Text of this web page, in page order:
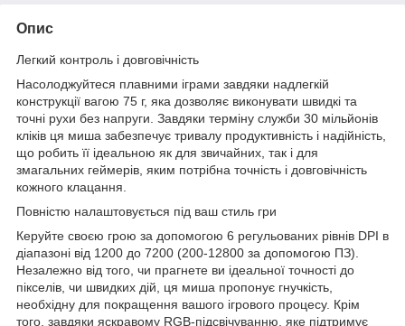
Опис
Легкий контроль і довговічність
Насолоджуйтеся плавними іграми завдяки надлегкій
конструкції вагою 75 г, яка дозволяє виконувати швидкі та
точні рухи без напруги. Завдяки терміну служби 30 мільйонів
кліків ця миша забезпечує тривалу продуктивність і надійність,
що робить її ідеальною як для звичайних, так і для
змагальних геймерів, яким потрібна точність і довговічність
кожного клацання.
Повністю налаштовується під ваш стиль гри
Керуйте своєю грою за допомогою 6 регульованих рівнів DPI в
діапазоні від 1200 до 7200 (200-12800 за допомогою ПЗ).
Незалежно від того, чи прагнете ви ідеальної точності до
пікселів, чи швидких дій, ця миша пропонує гнучкість,
необхідну для покращення вашого ігрового процесу. Крім
того, завдяки яскравому RGB-підсвічуванню, яке підтримує